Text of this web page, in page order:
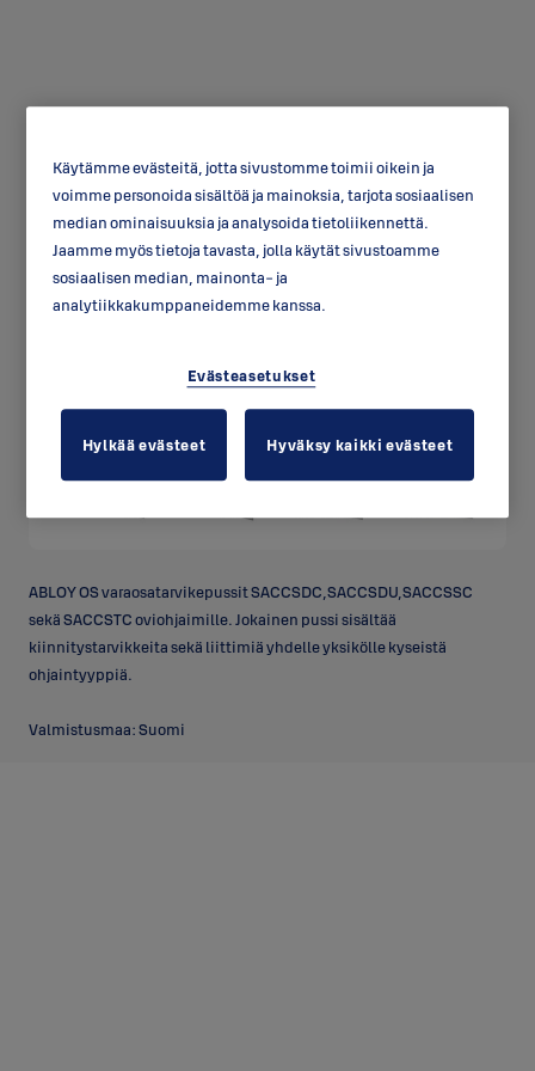
Tarvikepussit
oviohjaimille
ABLOY OS varaosatarvikepussit SACCSDC,SACCSDU,SACCSSC
sekä SACCSTC oviohjaimille. Jokainen pussi sisältää
kiinnitystarvikkeita sekä liittimiä yhdelle yksikölle kyseistä
ohjaintyyppiä.
Valmistusmaa: Suomi
Käytämme evästeitä, jotta sivustomme toimii oikein ja
voimme personoida sisältöä ja mainoksia, tarjota sosiaalisen
median ominaisuuksia ja analysoida tietoliikennettä.
Jaamme myös tietoja tavasta, jolla käytät sivustoamme
sosiaalisen median, mainonta- ja
analytiikkakumppaneidemme kanssa.
Evästeasetukset
Hylkää evästeet Hyväksy kaikki evästeet